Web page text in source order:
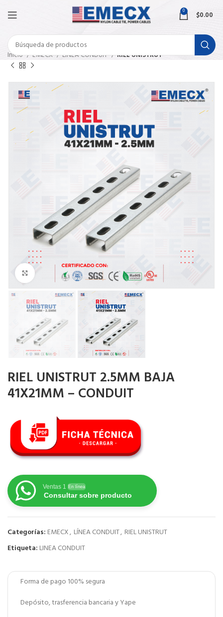
0 $0.00
Inicio EMECX LÍNEA CONDUIT RIEL UNISTRUT
Haga Click para agrandar
RIEL UNISTRUT 2.5MM BAJA
41X21MM – CONDUIT
Ventas 1 En línea
Consultar sobre producto
Categorías: EMECX, LÍNEA CONDUIT, RIEL UNISTRUT
Etiqueta: LINEA CONDUIT
Forma de pago 100% segura
Depósito, trasferencia bancaria y Yape